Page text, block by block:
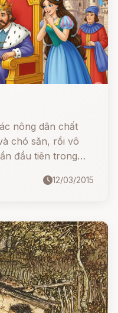
nông dân chất
chó săn, rồi vô
đầu tiên trong
minh, mang đến
12/03/2015